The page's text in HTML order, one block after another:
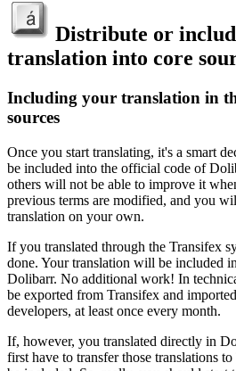
Distribute or
translation into core
Including your translation in
sources
Once you start translating, it's a smart
be included into the official code of
others will not be able to improve it
previous terms are modified, and you
translation on your own.
If you translated through the Transifex
done. Your translation will be included
Dolibarr. No additional work! In
be exported from Transifex and
developers, at least once every month.
If, however, you translated directly in
first have to transfer those translations